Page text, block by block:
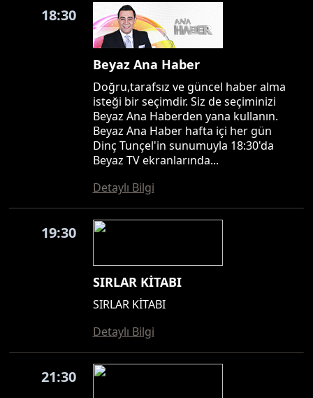
18:30
Beyaz Ana Haber
Doğru,tarafsız ve güncel haber alma
isteği bir seçimdir. Siz de seçiminizi
Beyaz Ana Haberden yana kullanın.
Beyaz Ana Haber hafta içi her gün
Dinç Tunçel'in sunumuyla 18:30'da
Beyaz TV ekranlarında...
Detaylı Bilgi
19:30
SIRLAR KİTABI
SIRLAR KİTABI
Detaylı Bilgi
21:30